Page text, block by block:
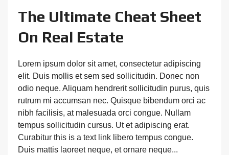
The Ultimate Cheat Sheet
On Real Estate
Lorem ipsum dolor sit amet, consectetur adipiscing
elit. Duis mollis et sem sed sollicitudin. Donec non
odio neque. Aliquam hendrerit sollicitudin purus, quis
rutrum mi accumsan nec. Quisque bibendum orci ac
nibh facilisis, at malesuada orci congue. Nullam
tempus sollicitudin cursus. Ut et adipiscing erat.
Curabitur this is a text link libero tempus congue.
Duis mattis laoreet neque, et ornare neque...